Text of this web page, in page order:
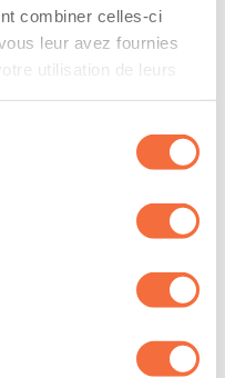
combiner celles-ci
leur avez fournies
utilisation de leurs
the following
Mention F sur le
the ability to